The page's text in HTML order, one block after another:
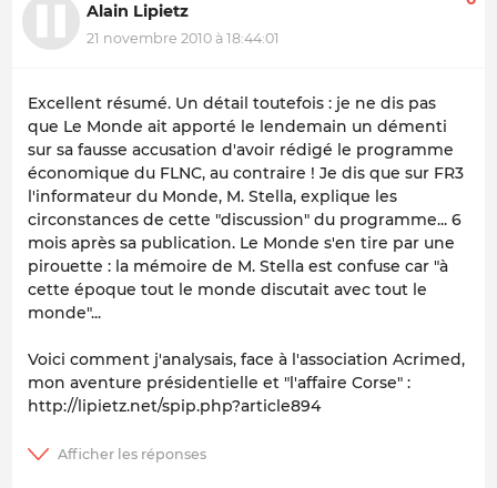
Alain Lipietz
21 novembre 2010 à 18:44:01
Excellent résumé. Un détail toutefois : je ne dis pas
que Le Monde ait apporté le lendemain un démenti
sur sa fausse accusation d'avoir rédigé le programme
économique du FLNC, au contraire ! Je dis que sur FR3
l'informateur du Monde, M. Stella, explique les
circonstances de cette "discussion" du programme... 6
mois après sa publication. Le Monde s'en tire par une
pirouette : la mémoire de M. Stella est confuse car "à
cette époque tout le monde discutait avec tout le
monde"...
Voici comment j'analysais, face à l'association Acrimed,
mon aventure présidentielle et "l'affaire Corse" :
http://lipietz.net/spip.php?article894